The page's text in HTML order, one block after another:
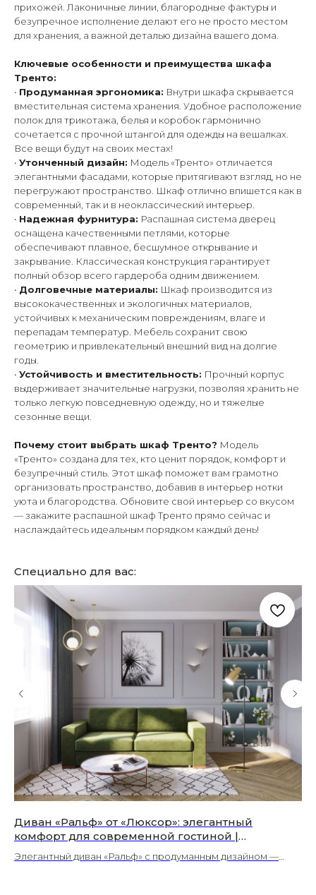
прихожей. Лаконичные линии, благородные фактуры и
безупречное исполнение делают его не просто местом
для хранения, а важной деталью дизайна вашего дома.
Ключевые особенности и преимущества шкафа
Тренто:
• Продуманная эргономика: Внутри шкафа скрывается
вместительная система хранения. Удобное расположение
полок для трикотажа, белья и коробок гармонично
сочетается с прочной штангой для одежды на вешалках.
Все вещи будут на своих местах!
• Утонченный дизайн: Модель «Тренто» отличается
элегантными фасадами, которые притягивают взгляд, но не
перегружают пространство. Шкаф отлично впишется как в
современный, так и в неоклассический интерьер.
• Надежная фурнитура: Распашная система дверец
оснащена качественными петлями, которые
обеспечивают плавное, бесшумное открывание и
закрывание. Классическая конструкция гарантирует
полный обзор всего гардероба одним движением.
• Долговечные материалы: Шкаф производится из
высококачественных и экологичных материалов,
устойчивых к механическим повреждениям, влаге и
перепадам температур. Мебель сохранит свою
геометрию и привлекательный внешний вид на долгие
годы.
• Устойчивость и вместительность: Прочный корпус
выдерживает значительные нагрузки, позволяя хранить не
только легкую повседневную одежду, но и тяжелые
сезонные вещи.
Почему стоит выбрать шкаф Тренто? Модель
«Тренто» создана для тех, кто ценит порядок, комфорт и
безупречный стиль. Этот шкаф поможет вам грамотно
организовать пространство, добавив в интерьер нотки
уюта и благородства. Обновите свой интерьер со вкусом
— закажите распашной шкаф Тренто прямо сейчас и
наслаждайтесь идеальным порядком каждый день!
Специально для вас:
Диван «Ральф» от «Люксор»: элегантный
комфорт для современной гостиной |
Волоколамск
Элегантный диван «Ральф» с продуманным дизайном —